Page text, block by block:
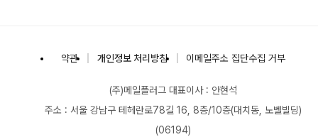
약관 개인정보 처리방침 이메일주소 집단수집 거부
(주)메일플러그 대표이사 : 안현석
주소 : 서울 강남구 테헤란로78길 16, 8층/10층(대치동, 노벨빌딩)
(06194)